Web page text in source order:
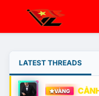
LATEST THREADS
VÀNG